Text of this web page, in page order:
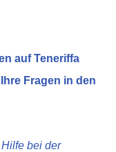
auf Teneriffa
Fragen in den
bei der